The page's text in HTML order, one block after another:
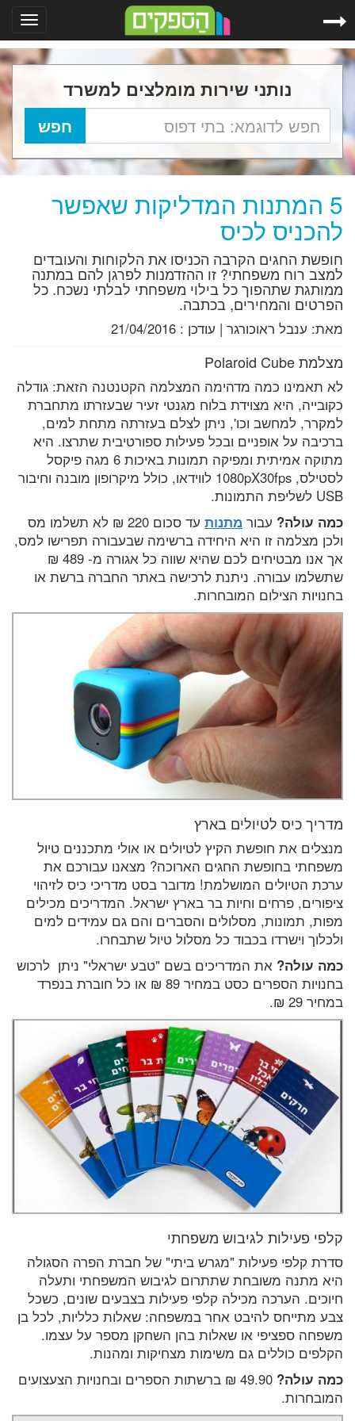
נותני שירות מומלצים למשרד
5 המתנות המדליקות שאפשר
להכניס לכיס
חופשת החגים הקרבה הכניסו את הלקוחות והעובדים
למצב רוח משפחתי? זו ההזדמנות לפרגן להם במתנה
ממותגת שתהפוך כל בילוי משפחתי לבלתי נשכח. כל
הפרטים והמחירים, בכתבה.
מאת: ענבל ראוכורגר | עודכן : 21/04/2016
מצלמת Polaroid Cube
לא תאמינו כמה מדהימה המצלמה הקטנטנה הזאת: גודלה
כקובייה, היא מצוידת בלוח מגנטי זעיר שבעזרתו מתחברת
למקרר, למחשב וכו', ניתן לצלם בעזרתה מתחת למים,
ברכיבה על אופניים ובכל פעילות ספורטיבית שתרצו. היא
מתוקה אמיתית ומפיקה תמונות באיכות 6 מגה פיקסל
לסטילס, 1080pX30fps לווידאו, כולל מיקרופון מובנה וחיבור
USB לשליפת התמונות.
כמה עולה? עבור מתנות
עד סכום 220 ₪ לא תשלמו מס
ולכן מצלמה זו היא היחידה ברשימה שבעבורה תפרישו למס,
אך אנו מבטיחים לכם שהיא שווה כל אגורה מ- 489 ₪
שתשלמו עבורה. ניתנת לרכישה באתר החברה ברשת או
בחנויות הצילום המובחרות.
מדריך כיס לטיולים בארץ
מנצלים את חופשת הקיץ לטיולים או אולי מתכננים טיול
משפחתי בחופשת החגים הארוכה? מצאנו עבורכם את
ערכת הטיולים המושלמת! מדובר בסט מדריכי כיס לזיהוי
ציפורים, פרחים וחיות בר בארץ ישראל. המדריכים מכילים
מפות, תמונות, מסלולים והסברים והם גם עמידים למים
ולכלוך וישרדו בכבוד כל מסלול טיול שתבחרו.
כמה עולה? את המדריכים בשם "טבע ישראלי" ניתן לרכוש
בחנויות הספרים כסט במחיר 89 ₪ או כל חוברת בנפרד
במחיר 29 ₪.
קלפי פעילות לגיבוש משפחתי
סדרת קלפי פעילות "מגרש ביתי" של חברת הפרה הסגולה
היא מתנה משובחת שתתרום לגיבוש המשפחתי ותעלה
חיוכים. הערכה מכילה קלפי פעילות בצבעים שונים, כשכל
צבע מתייחס להיבט אחר במשפחה: שאלות כלליות, לכל בן
משפחה ספציפי או שאלות בהן השחקן מספר על עצמו.
הקלפים כוללים גם משימות מצחיקות ומהנות.
כמה עולה?
49.90 ₪ ברשתות הספרים ובחנויות הצעצועים
המובחרות.